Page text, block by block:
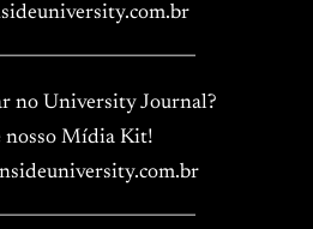
no University Journal?
nosso Mídia Kit!